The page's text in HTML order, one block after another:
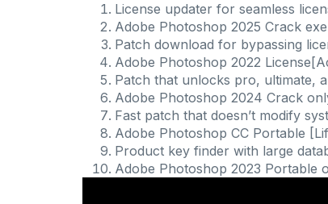
License updater for seamless
Adobe Photoshop 2025 Crack
Patch download for bypassing
Adobe Photoshop 2022
Patch that unlocks pro, ultimate,
Adobe Photoshop 2024 Crack
Fast patch that doesn’t modify
Adobe Photoshop CC Portable
Product key finder with large
Adobe Photoshop 2023 Portable